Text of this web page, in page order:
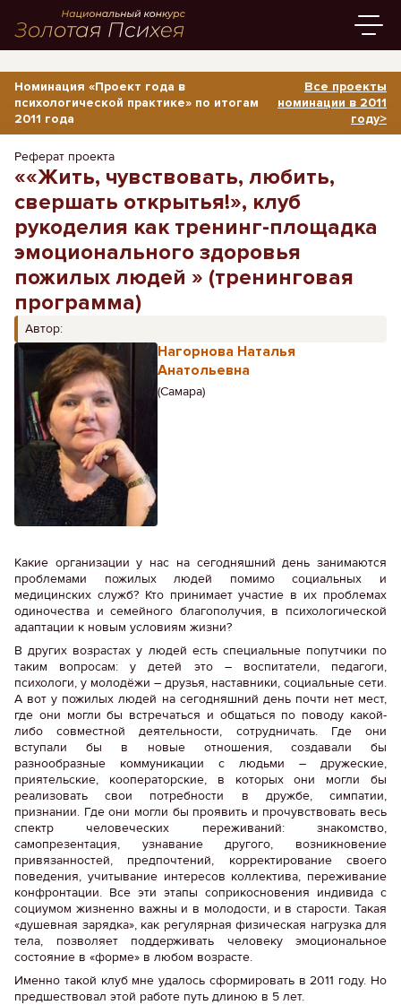
Номинация «Проект года в
психологической практике» по итогам
2011 года
Все проекты
номинации в 2011
году>
Реферат проекта
««Жить, чувствовать, любить,
свершать открытья!», клуб
рукоделия как тренинг-площадка
эмоционального здоровья
пожилых людей » (тренинговая
программа)
Автор:
Нагорнова Наталья
Анатольевна
(Самара)
Какие организации у нас на сегодняшний день занимаются
проблемами пожилых людей помимо социальных и
медицинских служб? Кто принимает участие в их проблемах
одиночества и семейного благополучия, в психологической
адаптации к новым условиям жизни?
В других возрастах у людей есть специальные попутчики по
таким вопросам: у детей это – воспитатели, педагоги,
психологи, у молодёжи – друзья, наставники, социальные сети.
А вот у пожилых людей на сегодняшний день почти нет мест,
где они могли бы встречаться и общаться по поводу какой-
либо совместной деятельности, сотрудничать. Где они
вступали бы в новые отношения, создавали бы
разнообразные коммуникации с людьми – дружеские,
приятельские, кооператорские, в которых они могли бы
реализовать свои потребности в дружбе, симпатии,
признании. Где они могли бы проявить и прочувствовать весь
спектр человеческих переживаний: знакомство,
самопрезентация, узнавание другого, возникновение
привязанностей, предпочтений, корректирование своего
поведения, учитывание интересов коллектива, переживание
конфронтации. Все эти этапы соприкосновения индивида с
социумом жизненно важны и в молодости, и в старости. Такая
«душевная зарядка», как регулярная физическая нагрузка для
тела, позволяет поддерживать человеку эмоциональное
состояние в «форме» в любом возрасте.
Именно такой клуб мне удалось сформировать в 2011 году. Но
предшествовал этой работе путь длиною в 5 лет.